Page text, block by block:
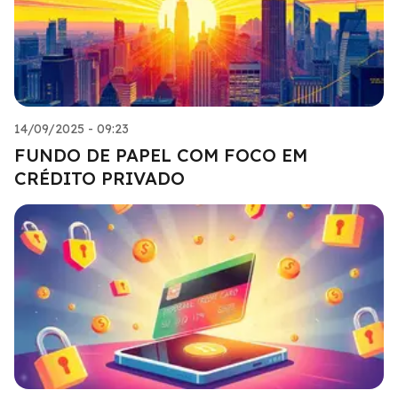
14/09/2025 - 09:23
FUNDO DE PAPEL COM FOCO EM
CRÉDITO PRIVADO